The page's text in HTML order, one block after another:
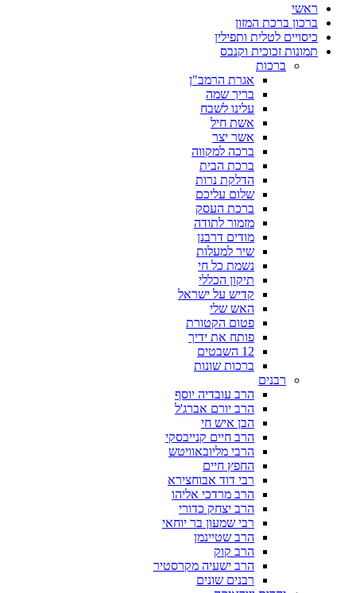
ראשי
ברכון ברכת המזון
כיסויים לטלית ותפילין
תמונות זכוכית וקנבס
ברכות
אגרת הרמב"ן
בריך שמה
עלינו לשבח
אשת חיל
אשר יצר
ברכה למקווה
ברכת הבית
הדלקת נרות
שלום עליכם
ברכת העסק
מזמור לתודה
מודים דרבנן
שיר למעלות
נשמת כל חי
תיקון הכללי
קדיש על ישראל
האש שלי
פטום הקטורת
פותח את ידיך
12 השבטים
ברכות שונות
רבנים
הרב עובדיה יוסף
הרב יורם אברג'ל
הבן איש חי
הרב חיים קנייבסקי
הרבי מליובאוויטש
החפץ חיים
רבי דוד אבוחצירא
הרב מרדכי אליהו
הרב יצחק כדורי
רבי שמעון בר יוחאי
הרב שטיינמן
הרב קוק
הרב ישעיה מקרסטיר
רבנים שונים